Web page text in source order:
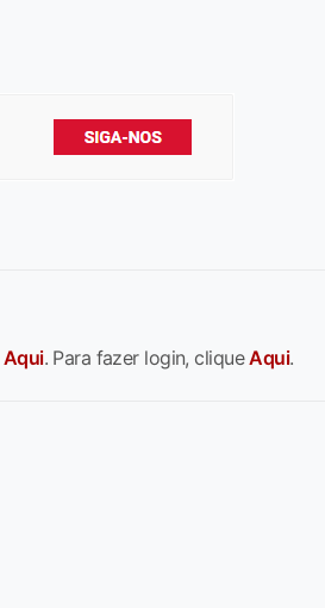
Aqui. Para fazer login, cliqueAqui.